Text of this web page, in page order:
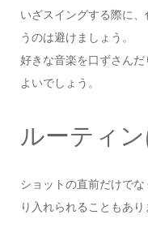
いざスイングする際に
うのは避けましょう。
好きな音楽を口ずさん
よいでしょう。
ルーティ
ショットの直前だけで
り入れられることもあり